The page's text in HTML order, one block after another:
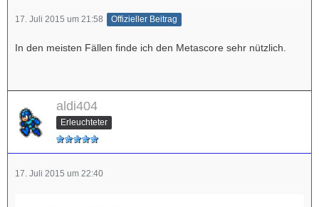
17. Juli 2015 um 21:58 Offizieller Beitrag
In den meisten Fällen finde ich den Metascore sehr nützlich.
aldi404
Erleuchteter
17. Juli 2015 um 22:40